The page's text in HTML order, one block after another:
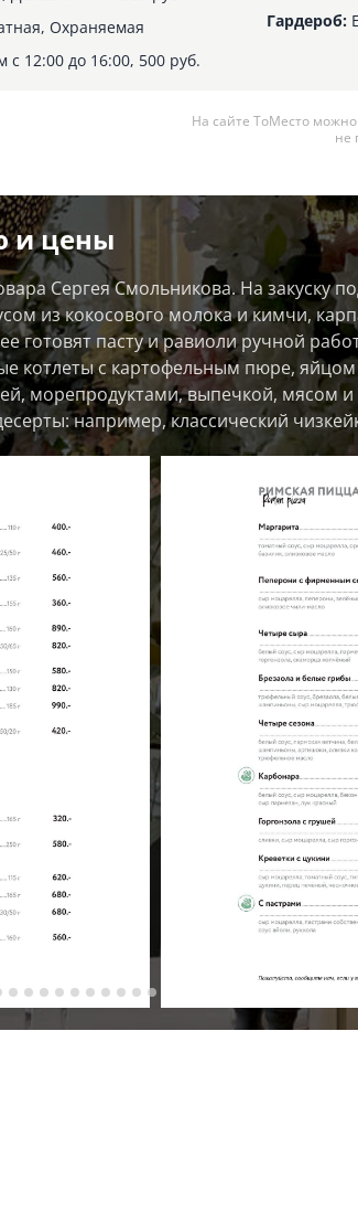
Охраняемая
с 12:00 до 16:00, 500 руб.
Гардероб:
На сайте ТоМесто можно
не
и цены
Сергея Смольникова. На закуску
из кокосового молока и кимчи,
готовят пасту и равиоли ручной
котлеты с картофельным пюре,
морепродуктами, выпечкой, мясом
например, классический